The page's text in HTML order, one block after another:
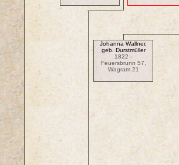
Johanna Wallner,
geb. Durstmüller
1822 -
Feuersbrunn 57,
Wagram 21